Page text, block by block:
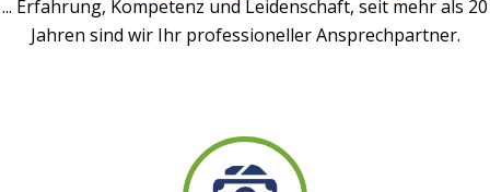
... Erfahrung, Kompetenz und Leidenschaft, seit mehr als 20
Jahren sind wir Ihr professioneller Ansprechpartner.